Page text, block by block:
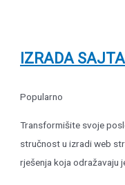
IZRADA
Popularno
Transformišite svoje
stručnost u izradi web
rješenja koja odražavaju